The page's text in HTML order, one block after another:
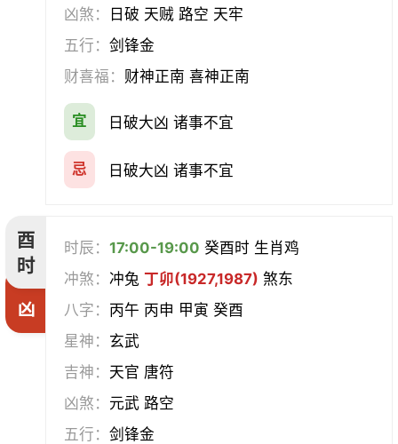
凶煞：
日破 天贼 路空 天牢
五行：剑锋金
财喜福： 财神正南 喜神正南
宜 日破大凶 诸事不宜
忌 日破大凶 诸事不宜
酉
时
凶
时辰：17:00-19:00 癸酉时 生肖鸡
冲煞：冲兔 丁卯(1927,1987) 煞东
八字： 丙午 丙申 甲寅 癸酉
星神： 玄武
吉神： 天官 唐符
凶煞： 元武 路空
五行：剑锋金